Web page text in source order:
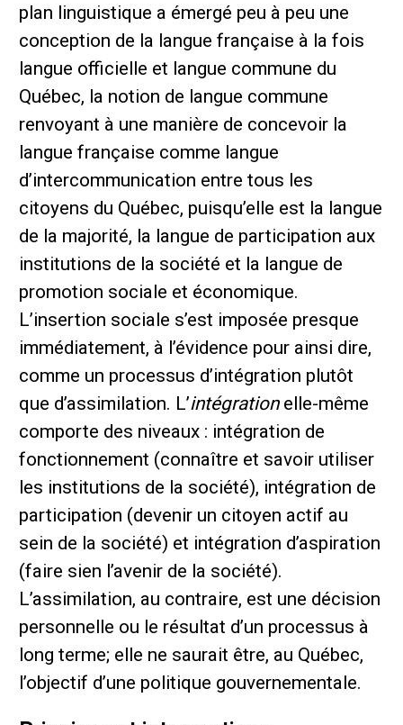
plan linguistique a émergé peu à peu une
conception de la langue française à la fois
langue officielle et langue commune du
Québec, la notion de langue commune
renvoyant à une manière de concevoir la
langue française comme langue
d’intercommunication entre tous les
citoyens du Québec, puisqu’elle est la langue
de la majorité, la langue de participation aux
institutions de la société et la langue de
promotion sociale et économique.
L’insertion sociale s’est imposée presque
immédiatement, à l’évidence pour ainsi dire,
comme un processus d’intégration plutôt
que d’assimilation. L’intégrationelle-même
comporte des niveaux : intégration de
fonctionnement (connaître et savoir utiliser
les institutions de la société), intégration de
participation (devenir un citoyen actif au
sein de la société) et intégration d’aspiration
(faire sien l’avenir de la société).
L’assimilation, au contraire, est une décision
personnelle ou le résultat d’un processus à
long terme; elle ne saurait être, au Québec,
l’objectif d’une politique gouvernementale.